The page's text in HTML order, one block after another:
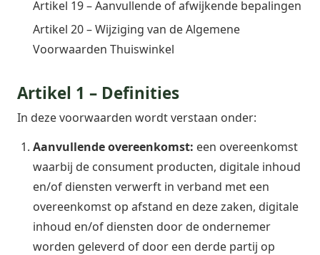
Artikel 19 – Aanvullende of afwijkende bepalingen
Artikel 20 – Wijziging van de Algemene
Voorwaarden Thuiswinkel
Artikel 1 – Definities
In deze voorwaarden wordt verstaan onder:
Aanvullende overeenkomst: een overeenkomst
waarbij de consument producten, digitale inhoud
en/of diensten verwerft in verband met een
overeenkomst op afstand en deze zaken, digitale
inhoud en/of diensten door de ondernemer
worden geleverd of door een derde partij op